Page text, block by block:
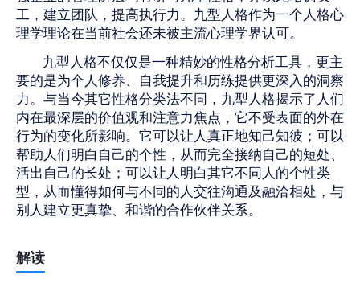
工，建立团队，提高执行力。九型人格作为一个人格心
理学理论在当前社会还未被主流心理学界认可。
九型人格不仅仅是一种精妙的性格分析工具，更主
要的是为个人修养、自我提升和历练提供更深入的洞察
力。与当今其它性格分类法不同，九型人格揭示了人们
内在最深层的价值观和注意力焦点，它不受表面的外在
行为的变化所影响。它可以让人真正地知己知彼；可以
帮助人们明白自己的个性，从而完全接纳自己的短处、
活出自己的长处；可以让人明白其它不同人的个性类
型，从而懂得如何与不同的人交往沟通及融洽相处，与
别人建立更真挚、和谐的合作伙伴关系。
解读